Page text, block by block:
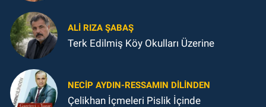
ALI RIZA ŞABAŞ
Terk Edilmiş Köy Okulları Üzerine
NECIP AYDIN-RESSAMIN DILINDEN
Çelikhan İçmeleri Pislik İçinde